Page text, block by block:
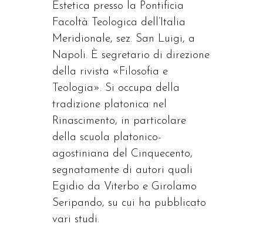
Estetica presso la Pontificia
Facoltà Teologica dell’Italia
Meridionale, sez. San Luigi, a
Napoli. È segretario di direzione
della rivista «Filosofia e
Teologia». Si occupa della
tradizione platonica nel
Rinascimento, in particolare
della scuola platonico-
agostiniana del Cinquecento,
segnatamente di autori quali
Egidio da Viterbo e Girolamo
Seripando, su cui ha pubblicato
vari studi.